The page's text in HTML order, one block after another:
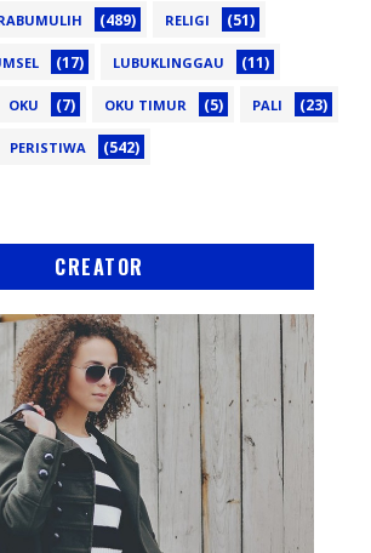
(489) RELIGI (51)
(17) LUBUKLINGGAU (11)
OKU (7) OKU TIMUR (5) PALI (23)
PERISTIWA (542)
CREATOR